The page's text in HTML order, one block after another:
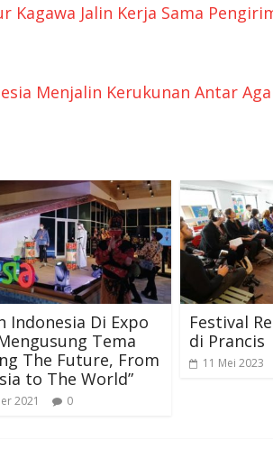
Jalin Kerja Sama
Menjalin Kerukunan Antar
Indonesia Di Expo
Tema
The Future, From
to The World”
2021 0
Festival
di Prancis
11 Mei 2023